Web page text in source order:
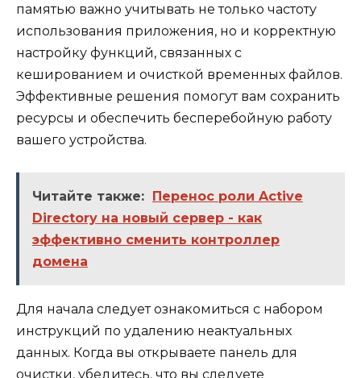
памятью важно учитывать не только частоту
использования приложения, но и корректную
настройку функций, связанных с
кешированием и очисткой временных файлов.
Эффективные решения помогут вам сохранить
ресурсы и обеспечить бесперебойную работу
вашего устройства.
Читайте также: Перенос роли Active
Directory на новый сервер - как
эффективно сменить контроллер
домена
Для начала следует ознакомиться с набором
инструкций по удалению неактуальных
данных. Когда вы открываете панель для
очистки, убедитесь, что вы следуете